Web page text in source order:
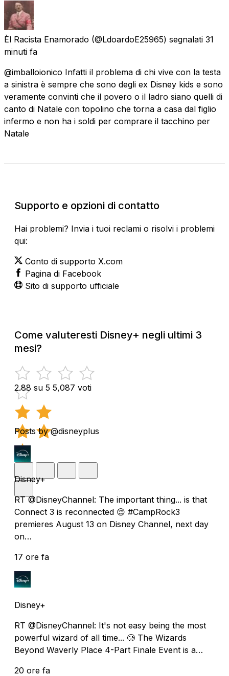
Èl Racista Enamorado (@LdoardoE25965) segnalati 31
minuti fa
@imballoionico Infatti il problema di chi vive con la testa
a sinistra è sempre che sono degli ex Disney kids e sono
veramente convinti che il povero o il ladro siano quelli di
canto di Natale con topolino che torna a casa dal figlio
infermo e non ha i soldi per comprare il tacchino per
Natale
Supporto e opzioni di contatto
Hai problemi? Invia i tuoi reclami o risolvi i problemi
qui:
Conto di supporto X.com
Pagina di Facebook
Sito di supporto ufficiale
Come valuteresti Disney+ negli ultimi 3
mesi?
2.88 su 5 5,087 voti
Posts by @disneyplus
Disney+
RT @DisneyChannel: The important thing... is that
Connect 3 is reconnected 😌 #CampRock3
premieres August 13 on Disney Channel, next day
on…
17 ore fa
Disney+
RT @DisneyChannel: It's not easy being the most
powerful wizard of all time... 🥲 The Wizards
Beyond Waverly Place 4-Part Finale Event is a…
20 ore fa